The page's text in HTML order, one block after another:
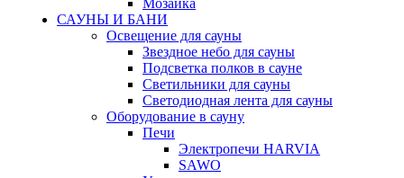
Мозаика
САУНЫ И БАНИ
Освещение для сауны
Звездное небо для сауны
Подсветка полков в сауне
Светильники для сауны
Светодиодная лента для сауны
Оборудование в сауну
Печи
Электропечи HARVIA
SAWO